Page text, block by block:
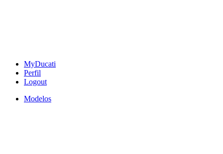
MyDucati
Perfil
Logout
Modelos